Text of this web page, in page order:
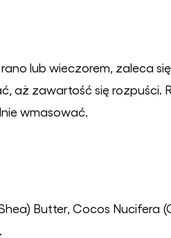
lub wieczorem, zaleca
aż zawartość się rozpuści.
wmasować.
Butter, Cocos Nucifera